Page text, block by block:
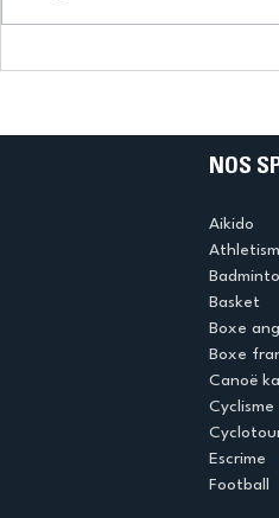
Ping ? Quand le tennis
NOS
Aikido
Basket
Boxe
Boxe
Canoë
Cyclisme
Escrime
Football